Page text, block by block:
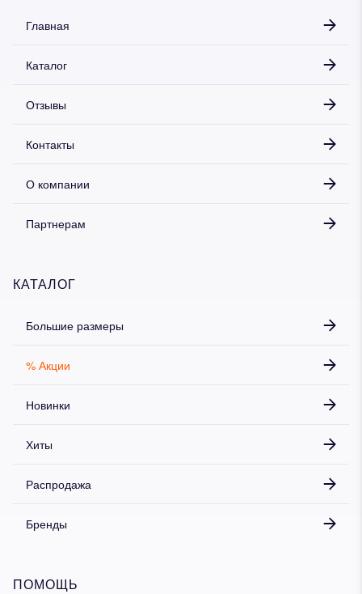
Главная
Каталог
Отзывы
Контакты
О компании
Партнерам
КАТАЛОГ
Большие размеры
% Акции
Новинки
Хиты
Распродажа
Бренды
ПОМОЩЬ
Дарим скидку 5%